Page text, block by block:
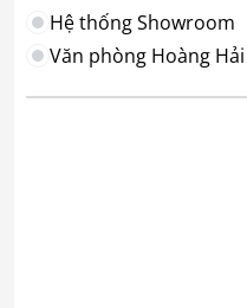
Hệ thống Showroom
Văn phòng Hoàng